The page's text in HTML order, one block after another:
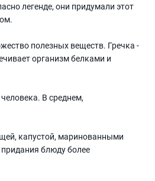
легенде, они придумали этот
полезных веществ. Гречка -
организм белками и
В среднем,
капустой, маринованными
блюду более